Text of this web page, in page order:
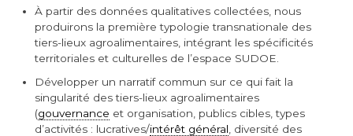
À partir des données qualitatives collectées, nous
produirons la première typologie transnationale des
tiers-lieux agroalimentaires, intégrant les spécificités
territoriales et culturelles de l’espace SUDOE.
Développer un narratif commun sur ce qui fait la
singularité des tiers-lieux agroalimentaires
(gouvernance et organisation, publics cibles, types
d’activités : lucratives/intérêt général , diversité des